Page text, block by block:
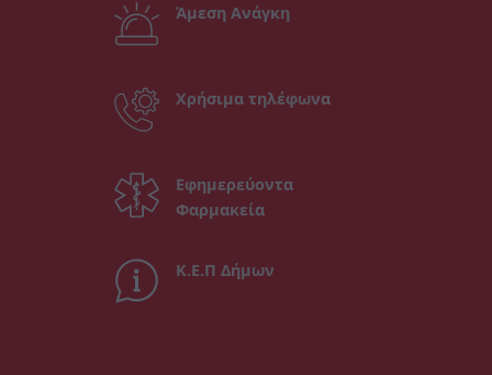
Άμεση Ανάγκη
Χρήσιμα τηλέφωνα
Εφημερεύοντα
Φαρμακεία
Κ.Ε.Π Δήμων